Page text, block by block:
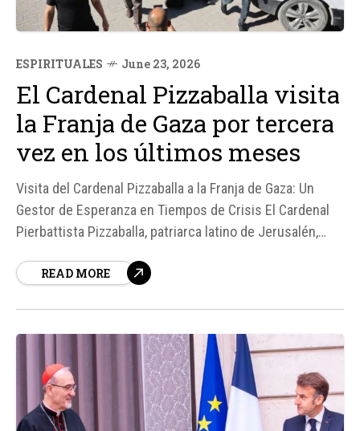
ESPIRITUALES June 23, 2026
El Cardenal Pizzaballa visita
la Franja de Gaza por tercera
vez en los últimos meses
Visita del Cardenal Pizzaballa a la Franja de Gaza: Un
Gestor de Esperanza en Tiempos de Crisis El Cardenal
Pierbattista Pizzaballa, patriarca latino de Jerusalén,
últimos meses, acompañado por Teófilo III, patriarca
READ MORE